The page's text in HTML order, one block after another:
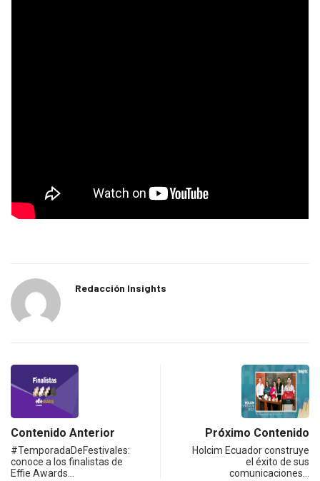
Redacción Insights
Contenido Anterior
#TemporadaDeFestivales:
conoce a los finalistas de
Effie Awards…
Próximo Contenido
Holcim Ecuador construye
el éxito de sus
comunicaciones…